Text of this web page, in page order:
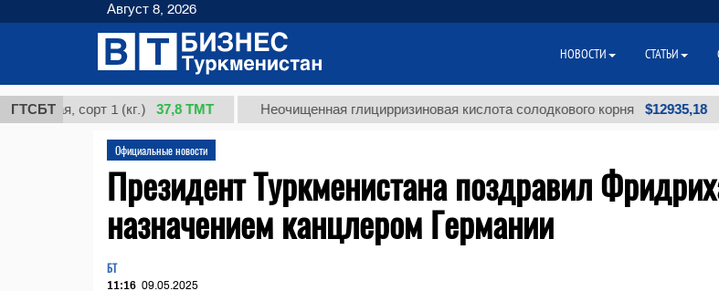
ГТСБТ
сорт 1 (кг.) 37,8 ТМТ Неочищенная глицирризиновая кислота солодкового корня $12935,18
Официальные новости
Президент Туркменистана поздравил
назначением канцлером Германии
БТ
11:16 09.05.2025
Август 8, 2026
НОВОСТИ СТАТЬИ